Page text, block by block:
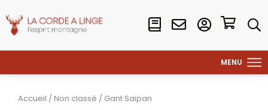
Accueil / Non classé / Gant Saïpan